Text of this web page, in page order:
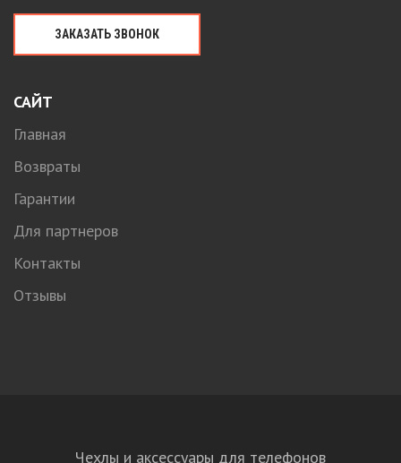
ЗАКАЗАТЬ ЗВОНОК
САЙТ
Главная
Возвраты
Гарантии
Для партнеров
Контакты
Отзывы
Чехлы и аксессуары для телефонов